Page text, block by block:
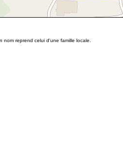
nom reprend celui d'une famille locale.